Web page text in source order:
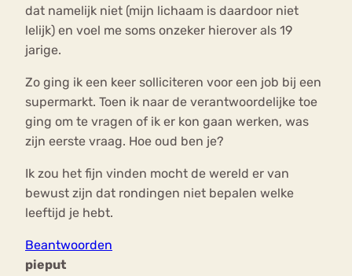
dat namelijk niet (mijn lichaam is daardoor niet
lelijk) en voel me soms onzeker hierover als 19
jarige.
Zo ging ik een keer solliciteren voor een job bij een
supermarkt. Toen ik naar de verantwoordelijke toe
ging om te vragen of ik er kon gaan werken, was
zijn eerste vraag. Hoe oud ben je?
Ik zou het fijn vinden mocht de wereld er van
bewust zijn dat rondingen niet bepalen welke
leeftijd je hebt.
Beantwoorden
pieput